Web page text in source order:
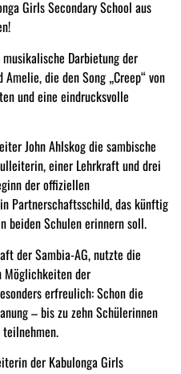
Girls Secondary School aus
Darbietung der
die den Song „Creep“ von
und eine eindrucksvolle
John Ahlskog die sambische
einer Lehrkraft und drei
der offiziellen
Partnerschaftsschild, das künftig
beiden Schulen erinnern soll.
der Sambia-AG, nutzte die
Möglichkeiten der
erfreulich: Schon die
– bis zu zehn Schülerinnen
teilnehmen.
der Kabulonga Girls